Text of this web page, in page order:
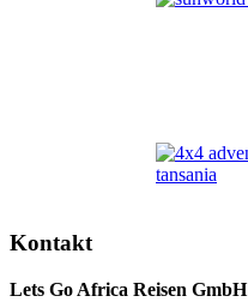
Kontakt
Lets Go Africa Reisen GmbH